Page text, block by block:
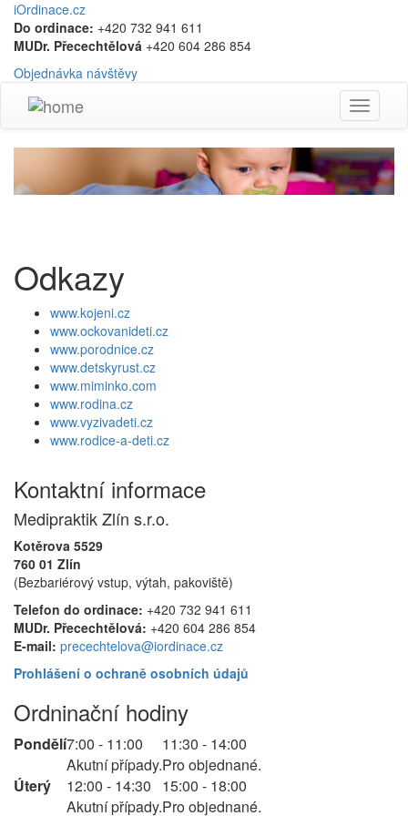
iOrdinace.cz
Do ordinace: +420 732 941 611
MUDr. Přecechtělová +420 604 286 854
Objednávka návštěvy
Toggle
Odkazy
www.kojeni.cz
www.ockovanideti.cz
www.porodnice.cz
www.detskyrust.cz
www.miminko.com
www.rodina.cz
www.vyzivadeti.cz
www.rodice-a-deti.cz
Kontaktní informace
Medipraktik Zlín s.r.o.
Kotěrova 5529
760 01 Zlín
(Bezbariérový vstup, výtah, pakoviště)
Telefon do ordinace: +420 732 941 611
MUDr. Přecechtělová: +420 604 286 854
E-mail: precechtelova@iordinace.cz
Prohlášení o ochraně osobních údajů
Ordninační hodiny
Pondělí7:00 - 11:00
11:30 - 14:00
Akutní případy.Pro objednané.
Úterý
12:00 - 14:30
15:00 - 18:00
Akutní případy.Pro objednané.